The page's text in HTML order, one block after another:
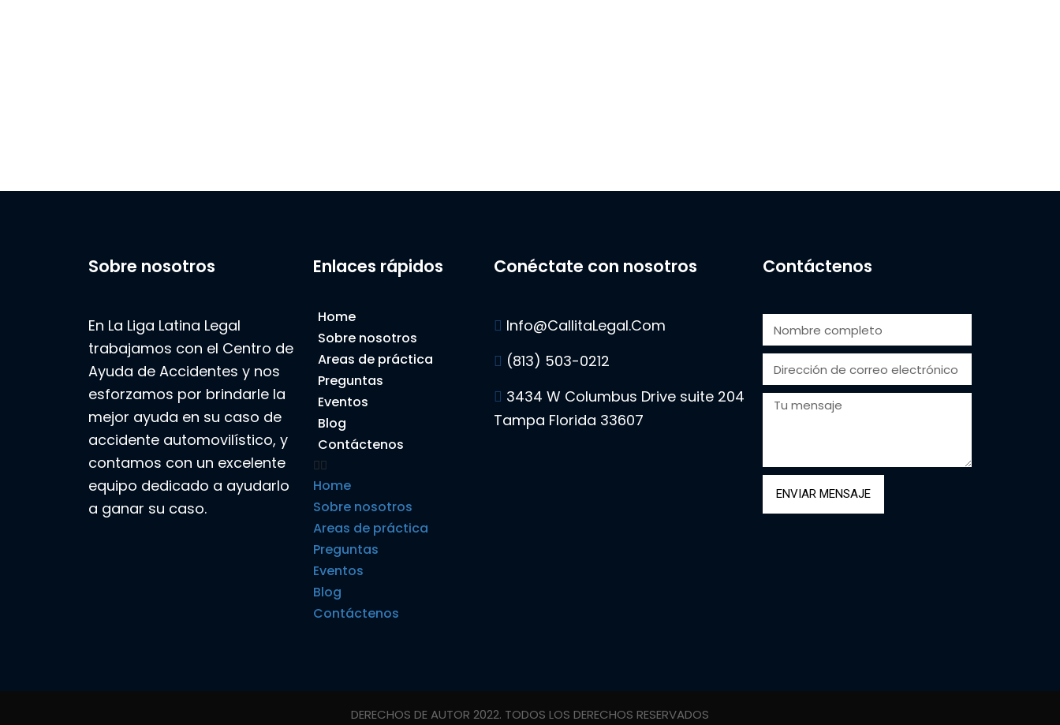
Sobre nosotros
En La Liga Latina Legal
trabajamos con el Centro de
Ayuda de Accidentes y nos
esforzamos por brindarle la
mejor ayuda en su caso de
accidente automovilístico, y
contamos con un excelente
equipo dedicado a ayudarlo
a ganar su caso.
Enlaces rápidos
Home
Sobre nosotros
Areas de práctica
Preguntas
Eventos
Blog
Contáctenos
Home
Sobre nosotros
Areas de práctica
Preguntas
Eventos
Blog
Contáctenos
Conéctate con nosotros
Info@CallitaLegal.Com
(813) 503-0212
3434 W Columbus Drive suite 204
Tampa Florida 33607
Contáctenos
ENVIAR MENSAJE
DERECHOS DE AUTOR 2022. TODOS LOS DERECHOS RESERVADOS